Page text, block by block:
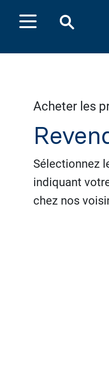
Acheter les
Sélectionnez
indiquant
chez nos